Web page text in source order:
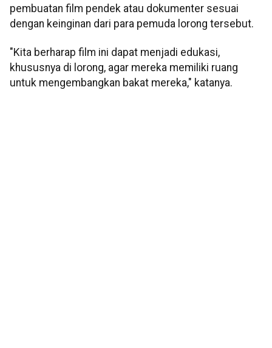
pembuatan film pendek atau dokumenter sesuai
dengan keinginan dari para pemuda lorong tersebut.
"Kita berharap film ini dapat menjadi edukasi,
khususnya di lorong, agar mereka memiliki ruang
untuk mengembangkan bakat mereka," katanya.